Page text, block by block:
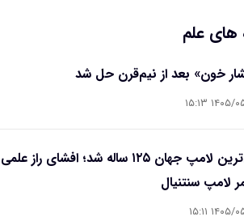
های علم
خون» بعد از نیم‌قرن حل شد
۱۵ ۱۵:۱۳
قدیمی‌ترین لامپ جهان ۱۲۵ ساله شد؛ افشای راز علمی
لامپ سنتنیال
۱۵ ۱۵:۱۱